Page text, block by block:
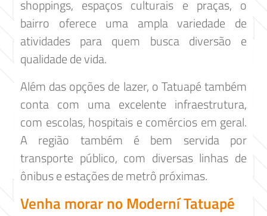
shoppings, espaços culturais e praças, o
bairro oferece uma ampla variedade de
atividades para quem busca diversão e
qualidade de vida.
Além das opções de lazer, o Tatuapé também
conta com uma excelente infraestrutura,
com escolas, hospitais e comércios em geral.
A região também é bem servida por
transporte público, com diversas linhas de
ônibus e estações de metrô próximas.
Venha morar no Moderní Tatuapé